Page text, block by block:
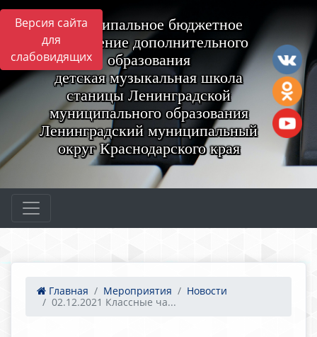
Версия сайта
для
слабовидящих
Муниципальное бюджетное
учреждение дополнительного
образования
детская музыкальная школа
станицы Ленинградской
муниципального образования
Ленинградский муниципальный
округ Краснодарского края
Главная Мероприятия
Новости
02.12.2021 Классные ча...